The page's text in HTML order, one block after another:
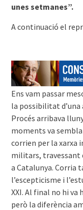
unes setmanes”.
A continuació el
Ens vam passar
la possibilitat d’una
Procés arribava
moments va
corrien per la xarxa
militars, travessant
a Catalunya. Corria
l’escepticisme i
XXI. Al final no hi va
però la diferència